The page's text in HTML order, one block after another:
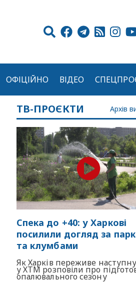
ОФІЦІЙНО ВІДЕО
ТВ-ПРОЄКТИ Архів
Спека до +40: у Харкові
посилили догляд за
та клумбами
Як Харків переживе
у ХТМ розповіли про
опалювального сезону